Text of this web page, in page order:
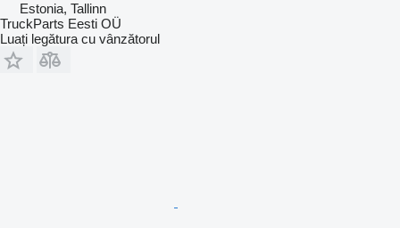
Estonia, Tallinn
TruckParts Eesti OÜ
Luați legătura cu vânzătorul